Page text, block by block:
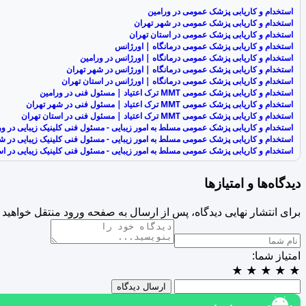
استخدام و کاریابی پزشک عمومی در ورامین
استخدام و کاریابی پزشک عمومی در شهر تهران
استخدام و کاریابی پزشک عمومی در استان تهران
استخدام و کاریابی پزشک عمومی درمانگاه | اورژانس
استخدام و کاریابی پزشک عمومی درمانگاه | اورژانس در ورامین
استخدام و کاریابی پزشک عمومی درمانگاه | اورژانس در شهر تهران
استخدام و کاریابی پزشک عمومی درمانگاه | اورژانس در استان تهران
استخدام و کاریابی پزشک عمومی MMT ترک اعتیاد | مسئول فنی در ورامین
استخدام و کاریابی پزشک عمومی MMT ترک اعتیاد | مسئول فنی در شهر تهران
استخدام و کاریابی پزشک عمومی MMT ترک اعتیاد | مسئول فنی در استان تهران
استخدام و کاریابی پزشک عمومی مسلط به امور زیبایی - مسئول فنی کلینیک زیبایی در
استخدام و کاریابی پزشک عمومی مسلط به امور زیبایی - مسئول فنی کلینیک زیبایی در
استخدام و کاریابی پزشک عمومی مسلط به امور زیبایی - مسئول فنی کلینیک زیبایی در
دیدگاه‌ها و امتیازها
برای انتشار نهایی دیدگاه، پس از ارسال به صفحه ورود منتقل
امتیاز شما:
★
★
★
★
★
ارسال دیدگاه